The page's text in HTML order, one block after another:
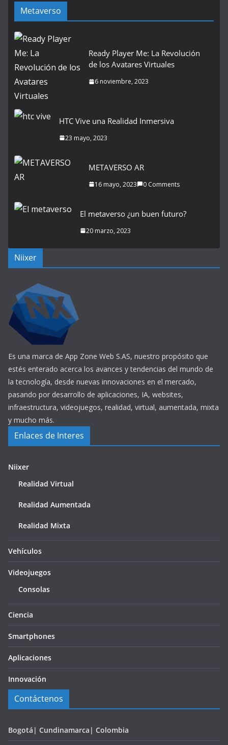
Metaverso
Ready Player Me: La Revolución
de los Avatares Virtuales
6 noviembre, 2023
HTC Vive una Realidad Inmersiva
23 mayo, 2023
METAVERSO AR
16 mayo, 2023 0 Comments
El metaverso ¿un buen futuro?
20 marzo, 2023
Niixer
Es una marca de App Zone Web S.AS, nuestro propósito que
estés enterado acerca los avances y tendencias del mundo de
la tecnología, desde nuevas innovaciones en el mercado,
pasando por desarrollo de aplicaciones, IA, websites,
infraestructura, videojuegos, realidad, virtual, aumentada, mixta
y mucho más.
Enlaces de Interes
Niixer
Realidad Virtual
Realidad Aumentada
Realidad Mixta
Vehículos
Videojuegos
Consolas
Ciencia
Smartphones
Aplicaciones
Innovación
Contáctenos
Bogotá| Cundinamarca| Colombia